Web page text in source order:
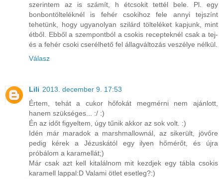
szerintem az is számít, h étcsokit tettél bele. Pl. egy
bonbontölteléknél is fehér csokihoz fele annyi tejszínt
tehetünk, hogy ugyanolyan szilárd tölteléket kapjunk, mint
étből. Ebből a szempontból a csokis recepteknél csak a tej-
és a fehér csoki cserélhető fel állagváltozás veszélye nélkül.
Válasz
Lili 2013. december 9. 17:53
Értem, tehát a cukor hőfokát megmérni nem ajánlott,
hanem szükséges... :/ :)
Én az időt figyeltem, úgy tűnik akkor az sok volt. :)
Idén már maradok a marshmallownál, az sikerült, jövőre
pedig kérek a Jézuskától egy ilyen hőmérőt, és újra
próbálom a karamellát;)
Már csak azt kell kitalálnom mit kezdjek egy tábla csokis
karamell lappal:D Valami ötlet esetleg?:)